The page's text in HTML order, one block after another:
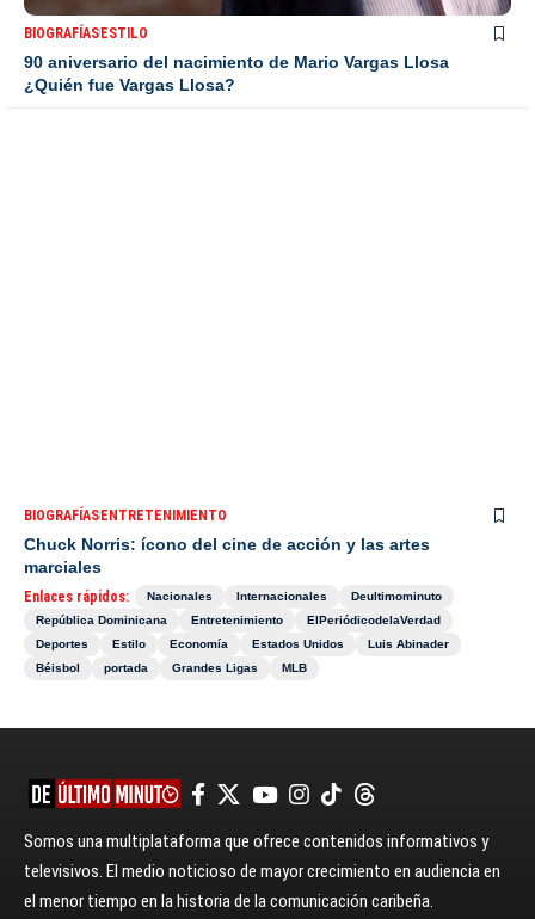
BIOGRAFÍASESTILO
90 aniversario del nacimiento de Mario Vargas Llosa
¿Quién fue Vargas Llosa?
BIOGRAFÍASENTRETENIMIENTO
Chuck Norris: ícono del cine de acción y las artes
marciales
Enlaces rápidos: Nacionales Internacionales
Deultimominuto
República Dominicana
Entretenimiento
ElPeriódicodelaVerdad
Deportes
Estilo Economía Estados Unidos
Luis Abinader
Béisbol
portada Grandes Ligas MLB
Somos una multiplataforma que ofrece contenidos informativos y
televisivos. El medio noticioso de mayor crecimiento en audiencia en
el menor tiempo en la historia de la comunicación caribeña.